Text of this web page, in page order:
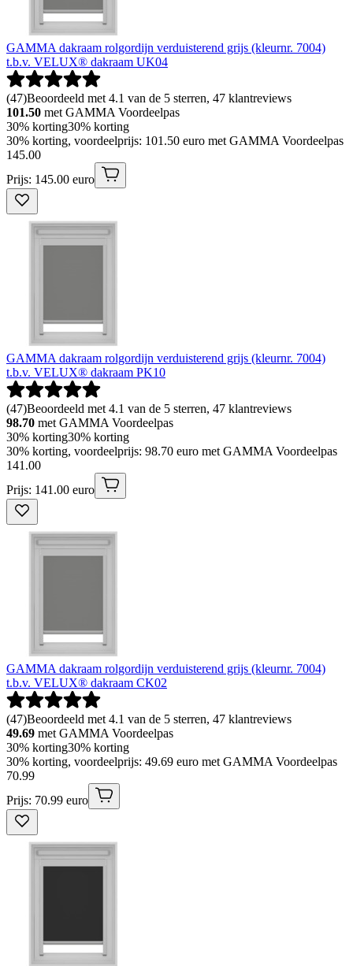
GAMMA dakraam rolgordijn verduisterend grijs (kleurnr. 7004)
t.b.v. VELUX® dakraam UK04
(47)Beoordeeld met 4.1 van de 5 sterren, 47 klantreviews
101.50 met GAMMA Voordeelpas
30% korting30% korting
30% korting, voordeelprijs: 101.50 euro met GAMMA Voordeelpas
145.00
Prijs: 145.00 euro
GAMMA dakraam rolgordijn verduisterend grijs (kleurnr. 7004)
t.b.v. VELUX® dakraam PK10
(47)Beoordeeld met 4.1 van de 5 sterren, 47 klantreviews
98.70 met GAMMA Voordeelpas
30% korting30% korting
30% korting, voordeelprijs: 98.70 euro met GAMMA Voordeelpas
141 .00
Prijs: 141.00 euro
GAMMA dakraam rolgordijn verduisterend grijs (kleurnr. 7004)
t.b.v. VELUX® dakraam CK02
(47)Beoordeeld met 4.1 van de 5 sterren, 47 klantreviews
49.69 met GAMMA Voordeelpas
30% korting30% korting
30% korting, voordeelprijs: 49.69 euro met GAMMA Voordeelpas
70.99
Prijs: 70.99 euro